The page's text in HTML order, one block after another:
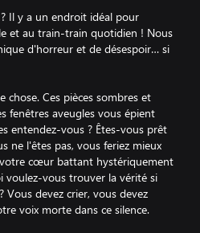
Il y a un endroit idéal pour
et au train-train quotidien ! Nous
d'horreur et de désespoir… si
chose. Ces pièces sombres et
fenêtres aveugles vous épient
entendez-vous ? Êtes-vous prêt
ne l'êtes pas, vous feriez mieux
cœur battant hystériquement
voulez-vous trouver la vérité si
Vous devez crier, vous devez
voix morte dans ce silence.